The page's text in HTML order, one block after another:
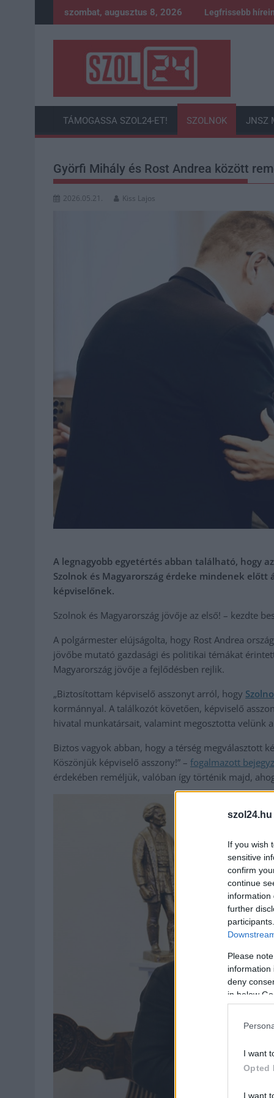
szol24.hu
If you wish
sensitive
confirm
continue
information
further
Please
information
deny
in below
I want
Opted
I want
to
szombat, augusztus 8, 2026 Legfrissebb
TÁMOGASSA SZOL24-ET! SZOLNOK JNSZ
Györfi Mihály és Rost Andrea között
2026.05.21. Kiss Lajos
A legnagyobb egyetértés abban található, hogy
Szolnok és Magyarország érdeke mindenek
képviselőnek.
Szolnok és Magyarország jövője az első! – kezdte
A polgármester elújságolta, hogy Rost Andrea
jövőbe mutató gazdasági és politikai témákat
Magyarország jövője a fejlődésben rejlik.
„Biztosítottam képviselő asszonyt arról, hogy
kormánnyal. A találkozót követően, képviselő
hivatal munkatársait, valamint megosztotta velünk
Biztos vagyok abban, hogy a térség megválasztott
Köszönjük képviselő asszony!” – fogalmazott
érdekében reméljük, valóban így történik majd,